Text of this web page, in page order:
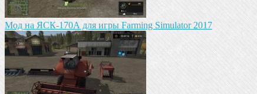
Мод на ЯСК-170А для игры Farming Simulator 2017